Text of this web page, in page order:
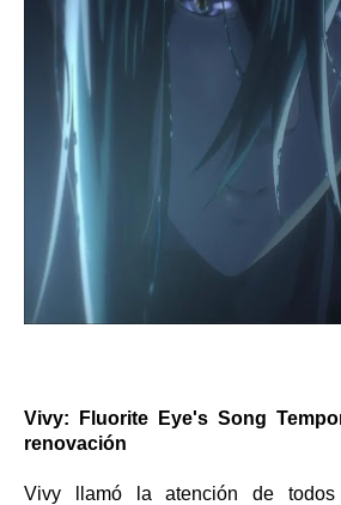
Vivy: Fluorite Eye's Song
renovación
Vivy llamó la atención de